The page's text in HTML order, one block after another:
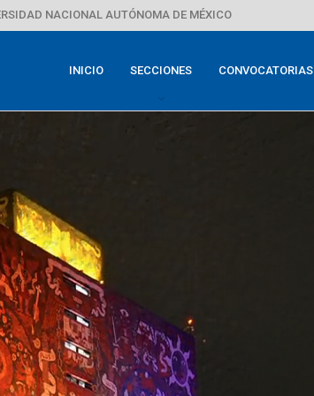
NACIONAL AUTÓNOMA DE MÉXICO
INICIO SECCIONES CONVOCATORIAS